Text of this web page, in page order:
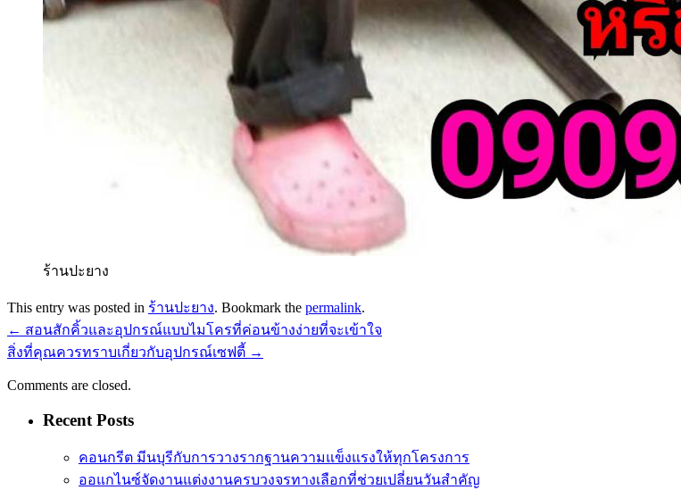
ร้านปะยาง
This entry was posted in ร้านปะยาง. Bookmark the permalink.
← สอนสักคิ้วและอุปกรณ์แบบไมโครที่ค่อนข้างง่ายที่จะเข้าใจ
สิ่งที่คุณควรทราบเกี่ยวกับอุปกรณ์เซฟตี้ →
Comments are closed.
Recent Posts
คอนกรีต มีนบุรีกับการวางรากฐานความแข็งแรงให้ทุกโครงการ
ออแกไนซ์จัดงานแต่งงานครบวงจรทางเลือกที่ช่วยเปลี่ยนวันสำคัญ